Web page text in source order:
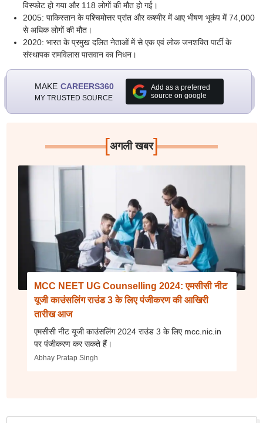
विस्फोट हो गया और 118 लोगों की मौत हो गई।
2005: पाकिस्तान के पश्चिमोत्तर प्रांत और कश्मीर में आए भीषण भूकंप में 74,000
से अधिक लोगों की मौत।
2020: भारत के प्रमुख दलित नेताओं में से एक एवं लोक जनशक्ति पार्टी के
संस्थापक रामविलास पासवान का निधन।
MAKE CAREERS360
MY TRUSTED SOURCE
Add as a preferred
source on google
[अगली खबर]
MCC NEET UG Counselling 2024: एमसीसी नीट
यूजी काउंसलिंग राउंड 3 के लिए पंजीकरण की आखिरी
तारीख आज
एमसीसी नीट यूजी काउंसलिंग 2024 राउंड 3 के लिए mcc.nic.in
पर पंजीकरण कर सकते हैं।
Abhay Pratap Singh